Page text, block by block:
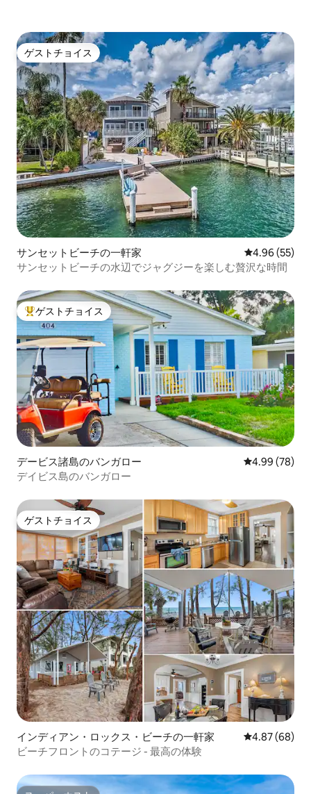
ゲストチョイス
ゲストチョイス
サンセットビーチの一軒家 レビュー55
4.96 (55)
サンセットビーチの水辺でジャグジーを楽しむ贅沢な時間
大好評のゲストチョイスです。
ゲストチョイス
デービス諸島のバンガロー レビュー78
4.99 (78)
デイビス島のバンガロー
ゲストチョイス
ゲストチョイス
インディアン・ロックス・ビーチの一軒家 レビュー68
4.87 (68)
ビーチフロントのコテージ - 最高の体験